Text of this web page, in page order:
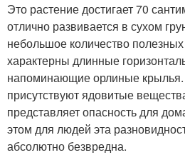
Это растение достигает 70
отлично развивается в сухом
небольшое количество
характерны длинные
напоминающие орлиные крылья.
присутствуют ядовитые
представляет опасность для
этом для людей эта
абсолютно безвредна.